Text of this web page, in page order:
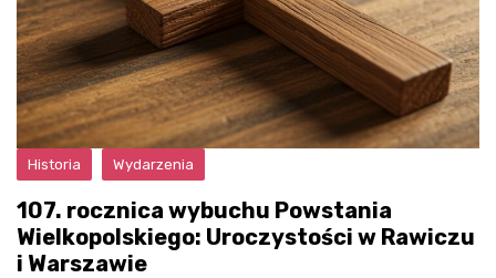
Historia Wydarzenia
107. rocznica wybuchu Powstania
Wielkopolskiego: Uroczystości w Rawiczu
i Warszawie